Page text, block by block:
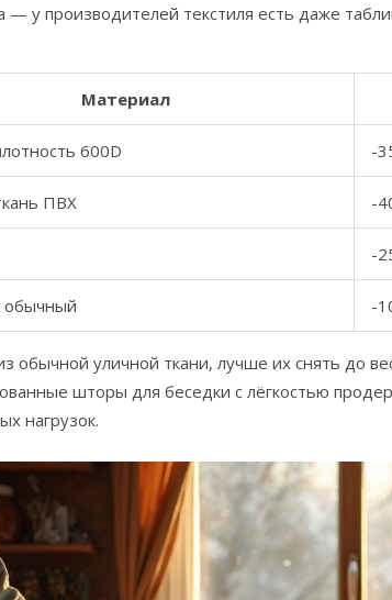
— у производителей текстиля есть даже
Материал
600D -
ПВХ -
-
обычный -
обычной уличной ткани, лучше их снять до
шторы для беседки с лёгкостью
нагрузок.